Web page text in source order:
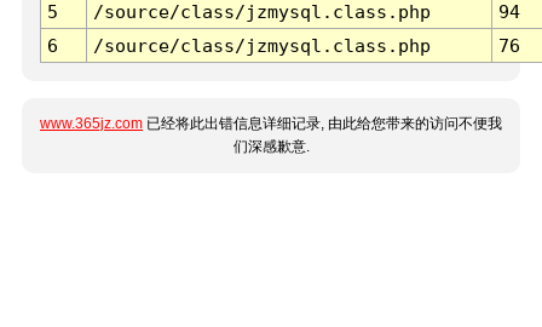
5
/source/class/jzmysql.class.php
94
6
/source/class/jzmysql.class.php 76
www.365jz.com 已经将此出错信息详细记录, 由此给您带来的访问不便我
们深感歉意.